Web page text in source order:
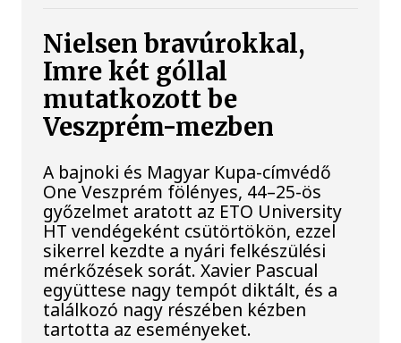
Nielsen bravúrokkal,
Imre két góllal
mutatkozott be
Veszprém-mezben
A bajnoki és Magyar Kupa-címvédő
One Veszprém fölényes, 44–25-ös
győzelmet aratott az ETO University
HT vendégeként csütörtökön, ezzel
sikerrel kezdte a nyári felkészülési
mérkőzések sorát. Xavier Pascual
együttese nagy tempót diktált, és a
találkozó nagy részében kézben
tartotta az eseményeket.